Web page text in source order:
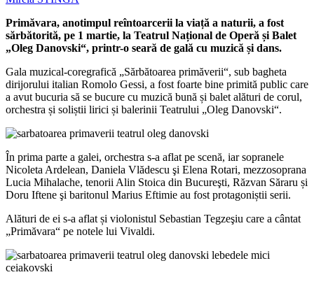
Primăvara, anotimpul reîntoarcerii la viață a naturii, a fost
sărbătorită, pe 1 martie, la Teatrul Național de Operă și Balet
„Oleg Danovski“, printr-o seară de gală cu muzică și dans.
Gala muzical-coregrafică „Sărbătoarea primăverii“, sub bagheta
dirijorului italian Romolo Gessi, a fost foarte bine primită public care
a avut bucuria să se bucure cu muzică bună și balet alături de corul,
orchestra și soliștii lirici și balerinii Teatrului „Oleg Danovski“.
În prima parte a galei, orchestra s-a aflat pe scenă, iar sopranele
Nicoleta Ardelean, Daniela Vlădescu şi Elena Rotari, mezzosoprana
Lucia Mihalache, tenorii Alin Stoica din Bucureşti, Răzvan Săraru și
Doru Iftene şi baritonul Marius Eftimie au fost protagoniștii serii.
Alături de ei s-a aflat și violonistul Sebastian Tegzeşiu care a cântat
„Primăvara“ pe notele lui Vivaldi.